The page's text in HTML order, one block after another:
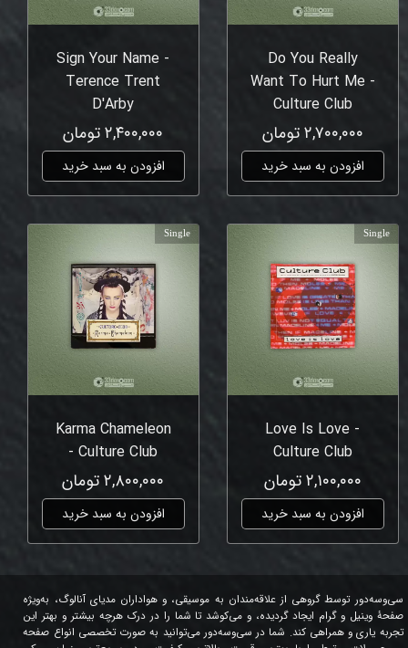
Do You Really
Want To Hurt Me -
Culture Club
۲,۷۰۰,۰۰۰ تومان
افزودن به سبد خرید
Sign Your Name -
Terence Trent
D'Arby
۲,۴۰۰,۰۰۰ تومان
افزودن به سبد خرید
Love Is Love -
Culture Club
۲,۱۰۰,۰۰۰ تومان
افزودن به سبد خرید
Single
Karma Chameleon
- Culture Club
۲,۸۰۰,۰۰۰ تومان
افزودن به سبد خرید
Single
سی‌وسه‌دور توسط گروهی از علاقه‌مندان به موسیقی، و هواداران مدیای آنالوگ، به‌ویژه
صفحۀ وینیل و گرام ایجاد گردیده، و می‌کوشد تا شما را در درک هرچه بیشتر و بهتر این
تجربه یاری و همراهی کند. شما در سی‌وسه‌دور می‌توانید به صورت تخصصی انواع صفحه